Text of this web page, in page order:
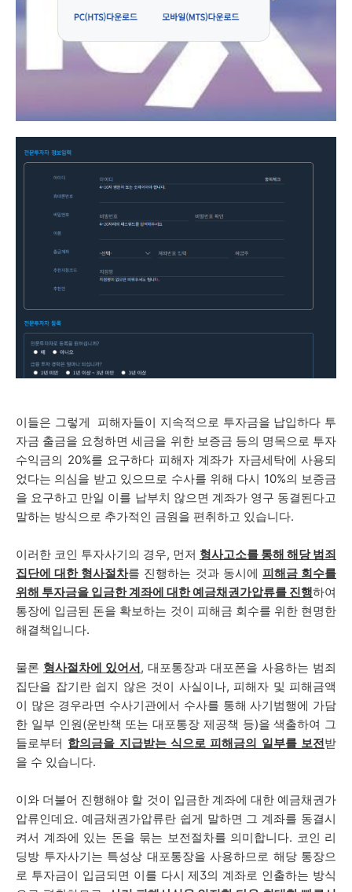
이들은 그렇게 피해자들이 지속적으로 투자금을 납입하다 투
자금 출금을 요청하면 세금을 위한 보증금 등의 명목으로 투자
수익금의 20%를 요구하다 피해자 계좌가 자금세탁에 사용되
었다는 의심을 받고 있으므로 수사를 위해 다시 10%의 보증금
을 요구하고 만일 이를 납부치 않으면 계좌가 영구 동결된다고
말하는 방식으로 추가적인 금원을 편취하고 있습니다.
이러한 코인 투자사기의 경우, 먼저 형사고소를 통해 해당 범죄
집단에 대한 형사절차를 진행하는 것과 동시에 피해금 회수를
위해 투자금을 입금한 계좌에 대한 예금채권가압류를 진행하여
통장에 입금된 돈을 확보하는 것이 피해금 회수를 위한 현명한
해결책입니다.
물론 형사절차에 있어서, 대포통장과 대포폰을 사용하는 범죄
집단을 잡기란 쉽지 않은 것이 사실이나, 피해자 및 피해금액
이 많은 경우라면 수사기관에서 수사를 통해 사기범행에 가담
한 일부 인원(운반책 또는 대포통장 제공책 등)을 색출하여 그
들로부터 합의금을 지급받는 식으로 피해금의 일부를 보전받
을 수 있습니다.
이와 더불어 진행해야 할 것이 입금한 계좌에 대한 예금채권가
압류인데요. 예금채권가압류란 쉽게 말하면 그 계좌를 동결시
켜서 계좌에 있는 돈을 묶는 보전절차를 의미합니다. 코인 리
딩방 투자사기는 특성상 대포통장을 사용하므로 해당 통장으
로 투자금이 입금되면 이를 다시 제3의 계좌로 인출하는 방식